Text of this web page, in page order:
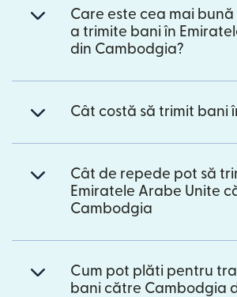
Care este cea mai
a trimite bani în
din Cambodgia?
Cât costă să trimit bani
Cât de repede pot să
Emiratele Arabe Unite
Cambodgia
Cum pot plăti pentru
bani către Cambodgia